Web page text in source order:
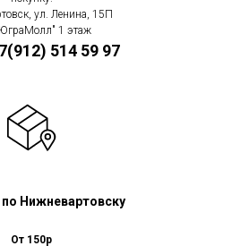
ул. Ленина, 15П
1 этаж
514 59 97
Нижневартовску
От 150р